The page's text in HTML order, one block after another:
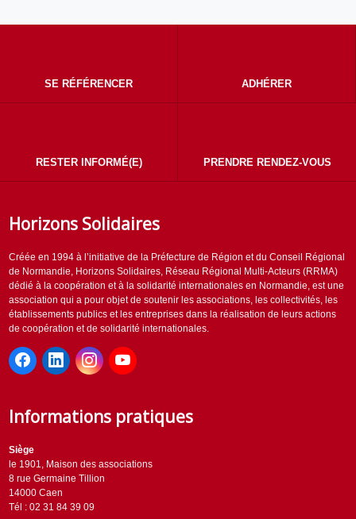
SE RÉFÉRENCER ADHÉRER
RESTER INFORMÉ(E) PRENDRE RENDEZ-VOUS
Horizons Solidaires
Créée en 1994 à l’initiative de la Préfecture de Région et du Conseil Régional
de Normandie, Horizons Solidaires, Réseau Régional Multi-Acteurs (RRMA)
dédié à la coopération et à la solidarité internationales en Normandie, est une
association qui a pour objet de soutenir les associations, les collectivités, les
établissements publics et les entreprises dans la réalisation de leurs actions
de coopération et de solidarité internationales.
Informations pratiques
Siège
le 1901, Maison des associations
8 rue Germaine Tillion
14000 Caen
Tél : 02 31 84 39 09